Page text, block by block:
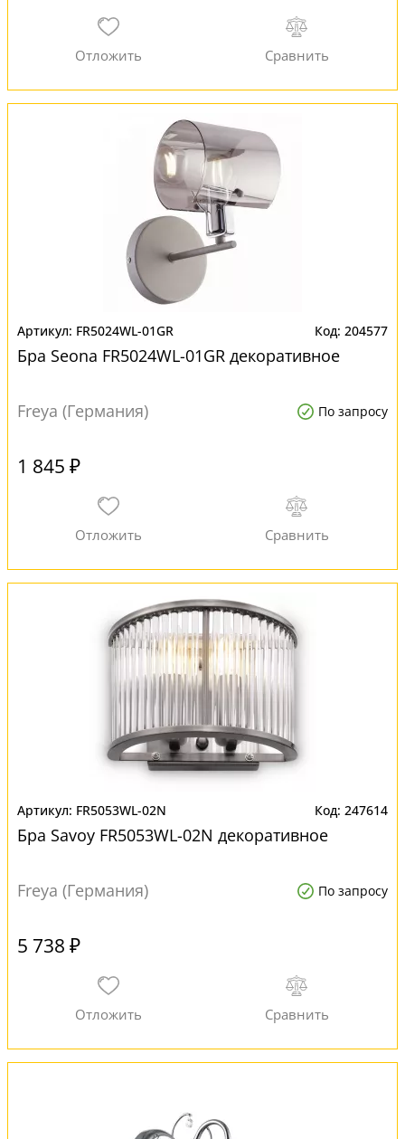
FR5024WL-01GR 204577
Бра Seona FR5024WL-01GR декоративное
Freya (Германия) По запросу
1 845 ₽
FR5053WL-02N 247614
Бра Savoy FR5053WL-02N декоративное
Freya (Германия) По запросу
5 738 ₽